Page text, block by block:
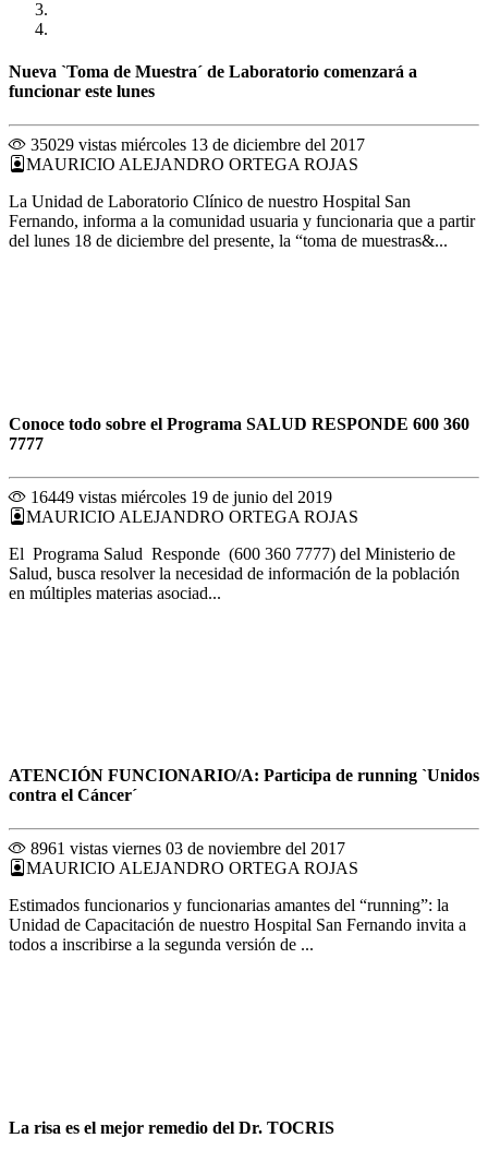
Nueva `Toma de Muestra´ de Laboratorio comenzará a
funcionar este lunes
35029 vistas miércoles 13 de diciembre del 2017
MAURICIO ALEJANDRO ORTEGA ROJAS
La Unidad de Laboratorio Clínico de nuestro Hospital San
Fernando, informa a la comunidad usuaria y funcionaria que a partir
del lunes 18 de diciembre del presente, la “toma de muestras&...
Conoce todo sobre el Programa SALUD RESPONDE 600 360
7777
16449 vistas miércoles 19 de junio del 2019
MAURICIO ALEJANDRO ORTEGA ROJAS
El Programa Salud Responde (600 360 7777) del Ministerio de
Salud, busca resolver la necesidad de información de la población
en múltiples materias asociad...
ATENCIÓN FUNCIONARIO/A: Participa de running `Unidos
contra el Cáncer´
8961 vistas viernes 03 de noviembre del 2017
MAURICIO ALEJANDRO ORTEGA ROJAS
Estimados funcionarios y funcionarias amantes del “running”: la
Unidad de Capacitación de nuestro Hospital San Fernando invita a
todos a inscribirse a la segunda versión de ...
La risa es el mejor remedio del Dr. TOCRIS